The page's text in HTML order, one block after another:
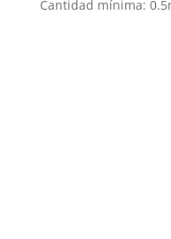
Cantidad mínima: